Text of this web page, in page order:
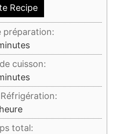
Recipe
préparation:
cuisson:
heure
heure
total: